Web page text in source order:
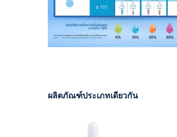
ผลิตภัณฑ์ประเภทเดียวกัน